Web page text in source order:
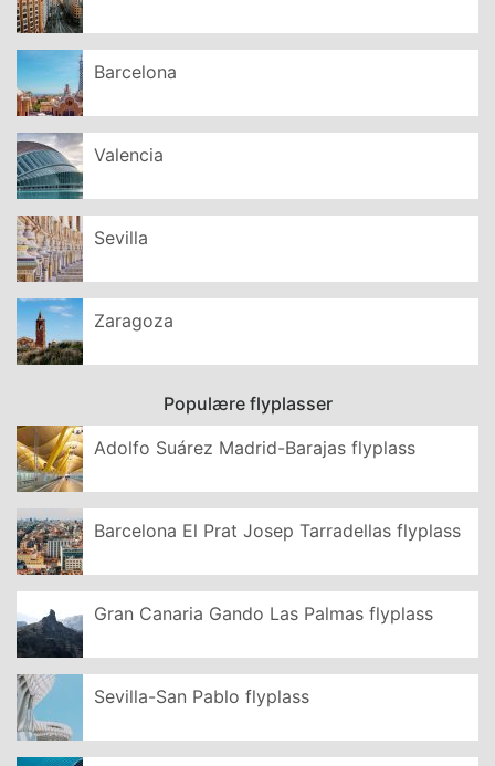
Barcelona
Valencia
Sevilla
Zaragoza
Populære flyplasser
Adolfo Suárez Madrid-Barajas flyplass
Barcelona El Prat Josep Tarradellas flyplass
Gran Canaria Gando Las Palmas flyplass
Sevilla-San Pablo flyplass